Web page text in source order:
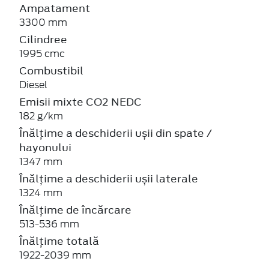
Ampatament
3300 mm
Cilindree
1995 cmc
Combustibil
Diesel
Emisii mixte CO2 NEDC
182 g/km
Înălțime a deschiderii ușii din spate /
hayonului
1347 mm
Înălțime a deschiderii ușii laterale
1324 mm
Înălțime de încărcare
513-536 mm
Înălțime totală
1922-2039 mm